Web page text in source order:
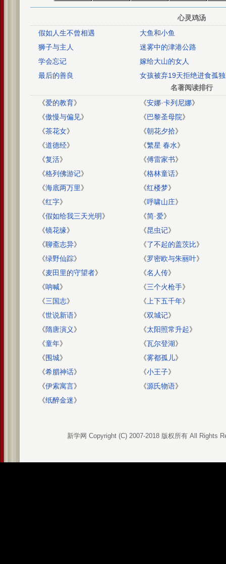
心灵鸡汤
假如人生不曾相遇
大鱼和小鱼
狮子与主人
迷雾中的津港公路
学会忘记
嫁给大山的女人
最后的善良
女孩被弃19天拒绝进食孤
名著阅读排行
《爱的教育》 《安娜·卡列尼娜》
《傲慢与偏见》 《巴黎圣母院》
《茶花女》 《朝花夕拾》
《道德经》 《繁星 春水》
《复活》 《傅雷家书》
《格列佛游记》 《格林童话》
《海底两万里》 《红楼梦》
《红字》 《呼啸山庄》
《假如给我三天光明》 《简·爱》
《镜花缘》 《昆虫记》
《聊斋志异》 《了不起的盖茨比》
《绿野仙踪》 《罗密欧与朱丽叶》
《麦田里的守望者》 《名人传》
《呐喊》 《三个火枪手》
《三国志》 《 上下五千年》
《世说新语》 《双城记》
《隋唐演义》 《太阳照常升起》
《童年》 《瓦尔登湖》
《围城》 《雾都孤儿》
《希腊神话》 《小王子》
《伊索寓言》 《源氏物语》
《纸醉金迷》
新学网 Copyright (C) 2007-2018 版权所有 All Rights